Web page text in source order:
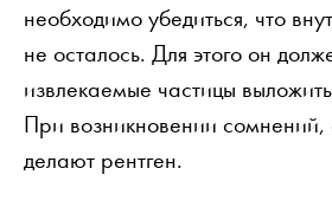
необходимо убедиться, что
не осталось. Для этого он
извлекаемые частицы
При возникновении сомнений,
делают рентген.